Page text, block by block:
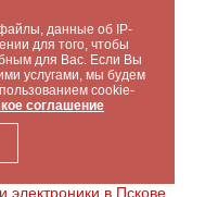
данные об IP-
для того, чтобы
для Вас. Если Вы
услугами, мы будем
cookie-
соглашение
электроники в Пскове